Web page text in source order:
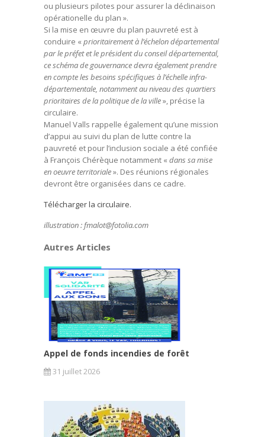
ou plusieurs pilotes pour assurer la déclinaison
opérationelle du plan ».
Si la mise en œuvre du plan pauvreté est à
conduire « prioritairement à l’échelon départemental
par le préfet et le président du conseil départemental,
ce schéma de gouvernance devra également prendre
en compte les besoins spécifiques à l’échelle infra-
départementale, notamment au niveau des quartiers
prioritaires de la politique de la ville», précise la
circulaire.
Manuel Valls rappelle également qu’une mission
d’appui au suivi du plan de lutte contre la
pauvreté et pour l’inclusion sociale a été confiée
à François Chérèque notamment « dans sa mise
en oeuvre territoriale». Des réunions régionales
devront être organisées dans ce cadre.
Télécharger la circulaire.
illustration : fmalot@fotolia.com
Autres Articles
Appel de fonds incendies de forêt
31 juillet 2026